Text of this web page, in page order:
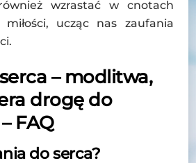
wzrastać w cnotach
ucząc nas zaufania
– modlitwa,
drogę do
FAQ
do serca?